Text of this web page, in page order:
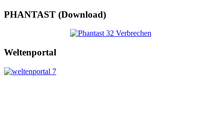
PHANTAST (Download)
Weltenportal